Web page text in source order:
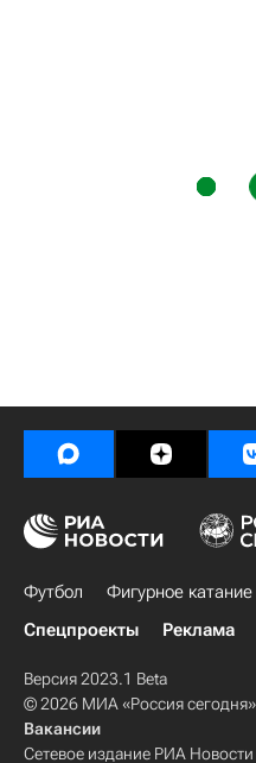
Футбол Фигурное катание
Спецпроекты
Реклама
Версия 2023.1 Beta
© 2026 МИА «Россия сегодня»
Вакансии
Сетевое издание РИА